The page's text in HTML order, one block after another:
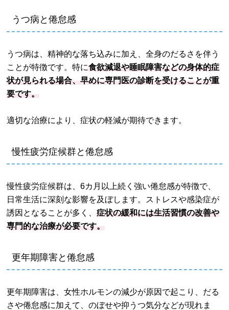
うつ病と倦怠感
うつ病は、精神的な落ち込みに加え、全身のだるさを伴う
ことが特徴です。特に食欲減退や睡眠障害などの身体的症
状が見られる場合、早めに専門医の診断を受けることが重
要です。
適切な治療により、症状の軽減が期待できます。
慢性疲労症候群と倦怠感
慢性疲労症候群は、6カ月以上続く強い倦怠感が特徴で、
日常生活に深刻な影響を及ぼします。ストレスや感染症が
誘因となることが多く、症状の緩和には生活習慣の改善や
専門的な治療が必要です。
更年期障害と倦怠感
更年期障害は、女性ホルモンの減少が原因で起こり、だる
さや倦怠感に加えて、のぼせや抑うつ気分などが現れま